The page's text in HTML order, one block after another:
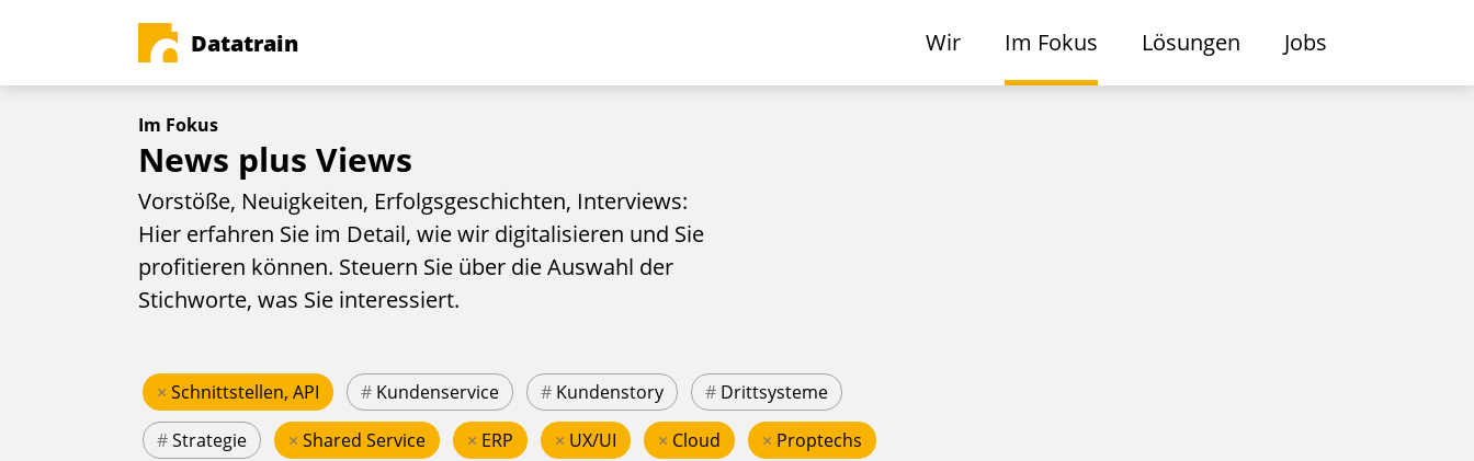
Datatrain Wir Im Fokus Lösungen Jobs
Im Fokus
News plus Views
Vorstöße, Neuigkeiten, Erfolgsgeschichten, Interviews:
Hier erfahren Sie im Detail, wie wir digitalisieren und Sie
profitieren können. Steuern Sie über die Auswahl der
Stichworte, was Sie interessiert.
× Schnittstellen, API # Kundenservice # Kundenstory # Drittsysteme
#Strategie × Shared Service × ERP × UX/UI × Cloud × Proptechs